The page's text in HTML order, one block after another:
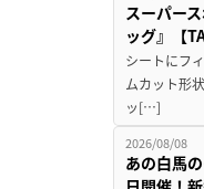
スーパー
ッグ』【
シートにフ
ムカット形
ッ[…]
2026/08/08
あの白馬